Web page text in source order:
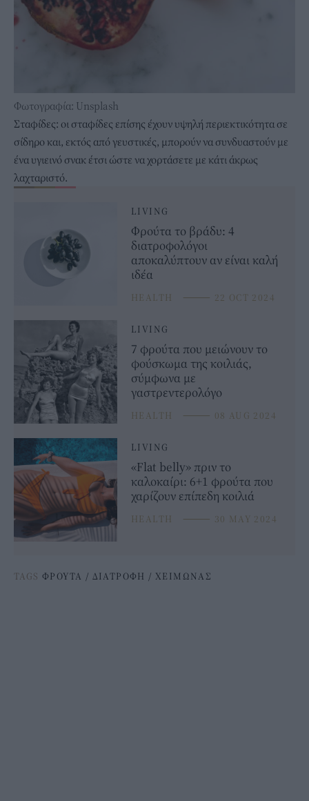
Φωτογραφία: Unsplash
Σταφίδες: οι σταφίδες επίσης έχουν υψηλή περιεκτικότητα σε
σίδηρο και, εκτός από γευστικές, μπορούν να συνδυαστούν με
ένα υγιεινό σνακ έτσι ώστε να χορτάσετε με κάτι άκρως
λαχταριστό.
LIVING
Φρούτα το βράδυ: 4
διατροφολόγοι
αποκαλύπτουν αν είναι καλή
ιδέα
HEALTH ⸻ 22 OCT 2024
LIVING
7 φρούτα που μειώνουν το
φούσκωμα της κοιλιάς,
σύμφωνα με
γαστρεντερολόγο
HEALTH ⸻ 08 AUG 2024
LIVING
«Flat belly» πριν το
καλοκαίρι: 6+1 φρούτα που
χαρίζουν επίπεδη κοιλιά
HEALTH ⸻ 30 MAY 2024
TAGS ΦΡΟΥΤΑ / ΔΙΑΤΡΟΦΗ / ΧΕΙΜΩΝΑΣ